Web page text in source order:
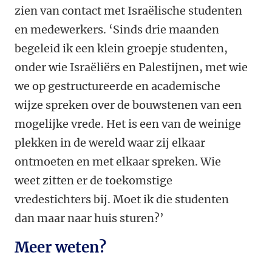
zien van contact met Israëlische studenten
en medewerkers. ‘Sinds drie maanden
begeleid ik een klein groepje studenten,
onder wie Israëliërs en Palestijnen, met wie
we op gestructureerde en academische
wijze spreken over de bouwstenen van een
mogelijke vrede. Het is een van de weinige
plekken in de wereld waar zij elkaar
ontmoeten en met elkaar spreken. Wie
weet zitten er de toekomstige
vredestichters bij. Moet ik die studenten
dan maar naar huis sturen?’
Meer weten?